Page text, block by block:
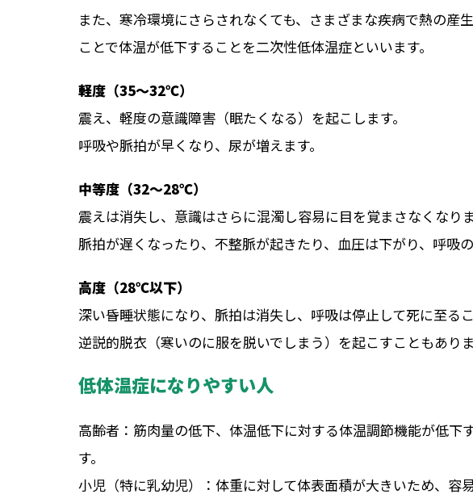
また、寒冷環境にさらされなくても、さまざまな疾病で熱の産
ことで体温が低下することを二次性低体温症といいます。
軽度（35〜32℃）
震え、軽度の意識障害（眠たくなる）を起こします。
呼吸や脈拍が早くなり、尿が増えます。
中等度（32〜28℃）
震えは消失し、意識はさらに混濁し容易に目を覚まさなくなりま
脈拍が遅くなったり、不整脈が起きたり、血圧は下がり、呼吸
高度（28℃以下）
深い昏睡状態になり、脈拍は消失し、呼吸は停止して死に至るこ
逆説的脱衣（寒いのに服を脱いでしまう）を起こすこともありま
低体温症になりやすい人
高齢者： 筋肉量の低下、体温低下に対する体温調節機能が低下
す。
小児（特に乳幼児）： 体重に対して体表面積が大きいため、容